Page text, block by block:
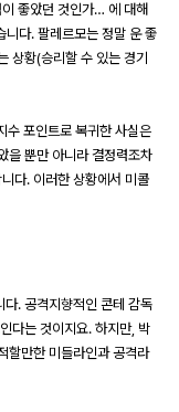
좋았던 것인가… 에 대해
니다. 팔레르모는 정말 운 좋
상황(승리할 수 있는 경기
수 포인트로 복귀한 사실은
을 뿐만 아니라 결정력조차
다. 이러한 상황에서 미콜
다. 공격지향적인 콘테 감독
다는 것이지요. 하지만, 박
할만한 미들라인과 공격라